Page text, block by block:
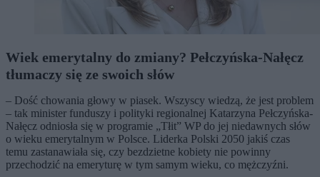
Wiek emerytalny do zmiany? Pełczyńska-Nałęcz
tłumaczy się ze swoich słów
– Dość chowania głowy w piasek. Wszyscy wiedzą, że jest problem
– tak minister funduszy i polityki regionalnej Katarzyna Pełczyńska-
Nałęcz odniosła się w programie „Tłit” WP do jej niedawnych słów
o wieku emerytalnym w Polsce. Liderka Polski 2050 jakiś czas
temu zastanawiała się, czy bezdzietne kobiety nie powinny
przechodzić na emeryturę w tym samym wieku, co mężczyźni.